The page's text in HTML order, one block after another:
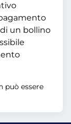
un bollino
può essere